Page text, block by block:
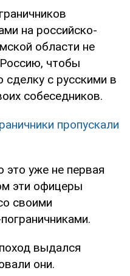
на российско-
области не
чтобы
сделку с русскими в
собеседников.
пропускали
это уже не первая
эти офицеры
своими
выдался
они.